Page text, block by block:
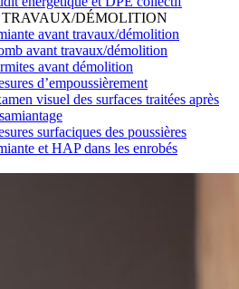
DÉMOLITION
avant travaux/démolition
avant travaux/démolition
avant démolition
d’empoussièrement
visuel des surfaces traitées après
surfaciques des poussières
et HAP dans les enrobés